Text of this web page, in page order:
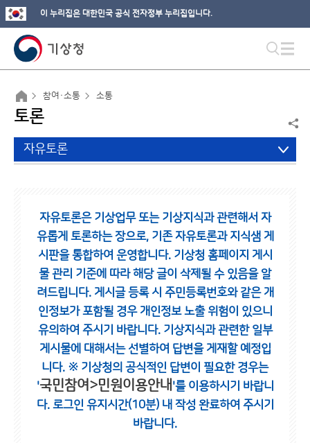
이 누리집은 대한민국 공식 전자정부 누리집입니다.
참여·소통 소통
토론
자유토론
자유토론은 기상업무 또는 기상지식과 관련해서 자
유롭게 토론하는 장으로, 기존 자유토론과 지식샘 게
시판을 통합하여 운영합니다. 기상청 홈페이지 게시
물 관리 기준에 따라 해당 글이 삭제될 수 있음을 알
려드립니다. 게시글 등록 시 주민등록번호와 같은 개
인정보가 포함될 경우 개인정보 노출 위험이 있으니
유의하여 주시기 바랍니다. 기상지식과 관련한 일부
게시물에 대해서는 선별하여 답변을 게재할 예정입
니다. ※ 기상청의 공식적인 답변이 필요한 경우는
'국민참여>민원이용안내 '를 이용하시기 바랍니
다. 로그인 유지시간(10분) 내 작성 완료하여 주시기
바랍니다.